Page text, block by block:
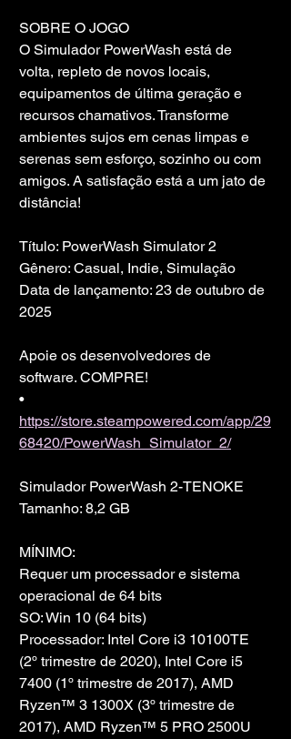
SOBRE O JOGO
O Simulador PowerWash está de
volta, repleto de novos locais,
equipamentos de última geração e
recursos chamativos. Transforme
ambientes sujos em cenas limpas e
serenas sem esforço, sozinho ou com
amigos. A satisfação está a um jato de
distância!
Título: PowerWash Simulator 2
Gênero: Casual, Indie, Simulação
Data de lançamento: 23 de outubro de
2025
Apoie os desenvolvedores de
software. COMPRE!
•
https://store.steampowered.com/app/29
68420/PowerWash_Simulator_2/
Simulador PowerWash 2-TENOKE
Tamanho: 8,2 GB
MÍNIMO:
Requer um processador e sistema
operacional de 64 bits
SO: Win 10 (64 bits)
Processador: Intel Core i3 10100TE
(2º trimestre de 2020), Intel Core i5
7400 (1º trimestre de 2017), AMD
Ryzen™ 3 1300X (3º trimestre de
2017), AMD Ryzen™ 5 PRO 2500U